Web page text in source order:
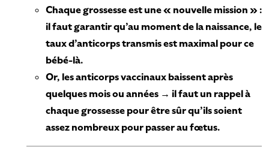
Chaque grossesse est une « nouvelle mission » :
il faut garantir qu’au moment de la naissance, le
taux d’anticorps transmis est maximal pour ce
bébé-là.
Or, les anticorps vaccinaux baissent après
quelques mois ou années → il faut un rappel à
chaque grossesse pour être sûr qu’ils soient
assez nombreux pour passer au fœtus.